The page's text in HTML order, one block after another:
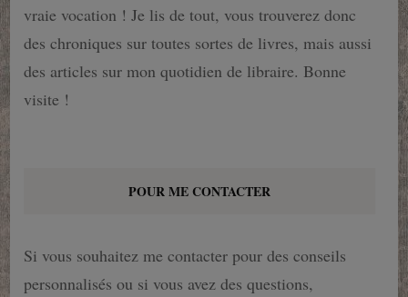
vraie vocation ! Je lis de tout, vous trouverez donc
des chroniques sur toutes sortes de livres, mais aussi
des articles sur mon quotidien de libraire. Bonne
visite !
POUR ME CONTACTER
Si vous souhaitez me contacter pour des conseils
personnalisés ou si vous avez des questions,